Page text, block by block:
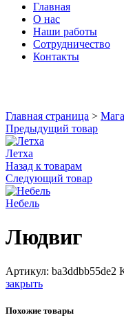
Главная
О нас
Наши работы
Сотрудничество
Контакты
Главная страница >
Предыдущий товар
Летха
Назад к товарам
Следующий товар
Небель
Людвиг
Артикул: ba3ddbb55de2
закрыть
Похожие товары